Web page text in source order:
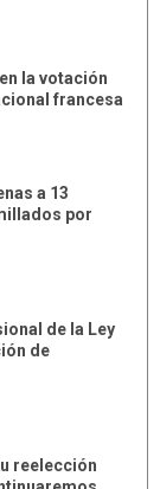
la votación
francesa
a 13
por
de la Ley
de
reelección